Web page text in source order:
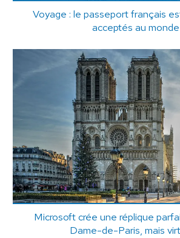
Voyage : le passeport français
acceptés au monde
Microsoft crée une réplique
Dame-de-Paris, mais